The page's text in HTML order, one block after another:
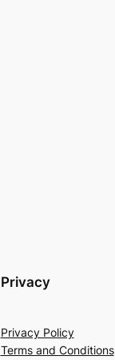
Privacy
Privacy Policy
Terms and Conditions